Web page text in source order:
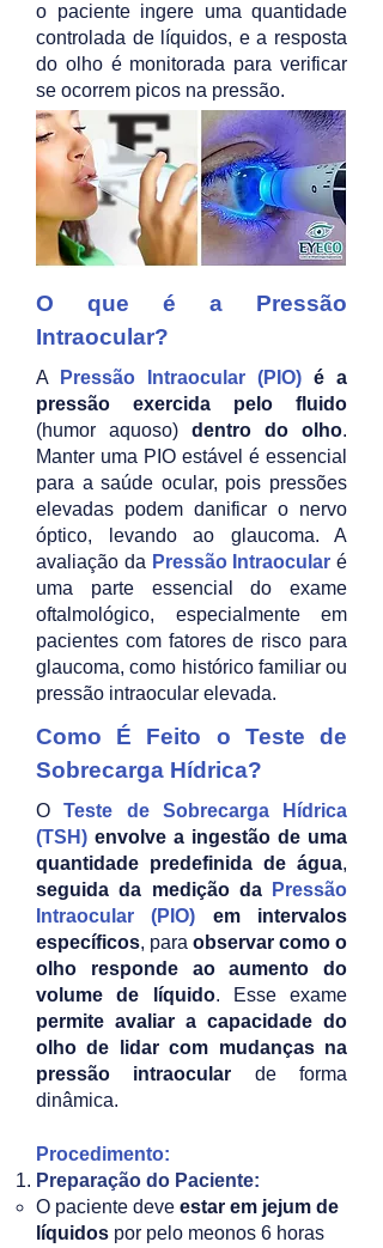
o paciente ingere uma quantidade
controlada de líquidos, e a resposta
do olho é monitorada para verificar
se ocorrem picos na pressão.
O que é a Pressão
Intraocular?
A Pressão Intraocular (PIO) é a
pressão exercida pelo fluido
(humor aquoso) dentro do olho.
Manter uma PIO estável é essencial
para a saúde ocular, pois pressões
elevadas podem danificar o nervo
óptico, levando ao glaucoma. A
avaliação da Pressão Intraocular é
uma parte essencial do exame
oftalmológico, especialmente em
pacientes com fatores de risco para
glaucoma, como histórico familiar ou
pressão intraocular elevada.
Como É Feito o Teste de
Sobrecarga Hídrica?
OTeste de Sobrecarga Hídrica
(TSH) envolve a ingestão de uma
quantidade predefinida de água,
seguida da medição da
Pressão
Intraocular (PIO) em intervalos
específicos, para observar como o
olho responde ao aumento do
volume de líquido. Esse exame
permite avaliar a capacidade do
olho de lidar com mudanças na
pressão intraocular de forma
dinâmica.
Procedimento:
Preparação do Paciente:
O paciente deve estar em jejum de
líquidos por pelo meonos 6 horas